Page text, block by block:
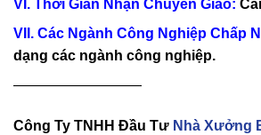
VI. Thời Gian Nhận Chuyển Giao:
VII. Các Ngành Công Nghiệp Chấp
dạng các ngành công nghiệp.
—————————
Công Ty TNHH Đầu Tư Nhà Xưởng